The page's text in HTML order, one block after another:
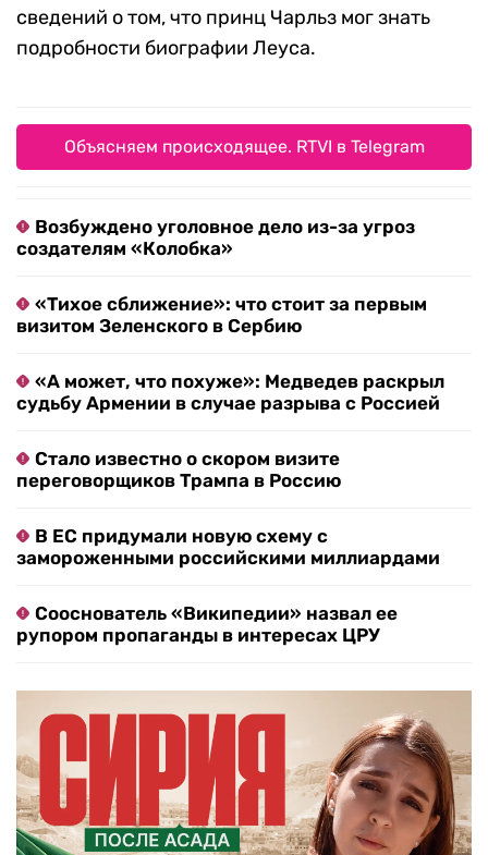
сведений о том, что принц Чарльз мог знать
подробности биографии Леуса.
Объясняем происходящее. RTVI в Telegram
Возбуждено уголовное дело из-за угроз
создателям «Колобка»
«Тихое сближение»: что стоит за первым
визитом Зеленского в Сербию
«А может, что похуже»: Медведев раскрыл
судьбу Армении в случае разрыва с Россией
Стало известно о скором визите
переговорщиков Трампа в Россию
В ЕС придумали новую схему с
замороженными российскими миллиардами
Сооснователь «Википедии» назвал ее
рупором пропаганды в интересах ЦРУ